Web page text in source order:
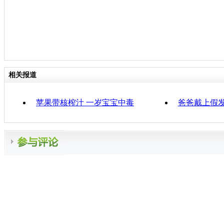
相关报道
苹果带核榨汁 一岁宝宝中毒 爸爸戴上假